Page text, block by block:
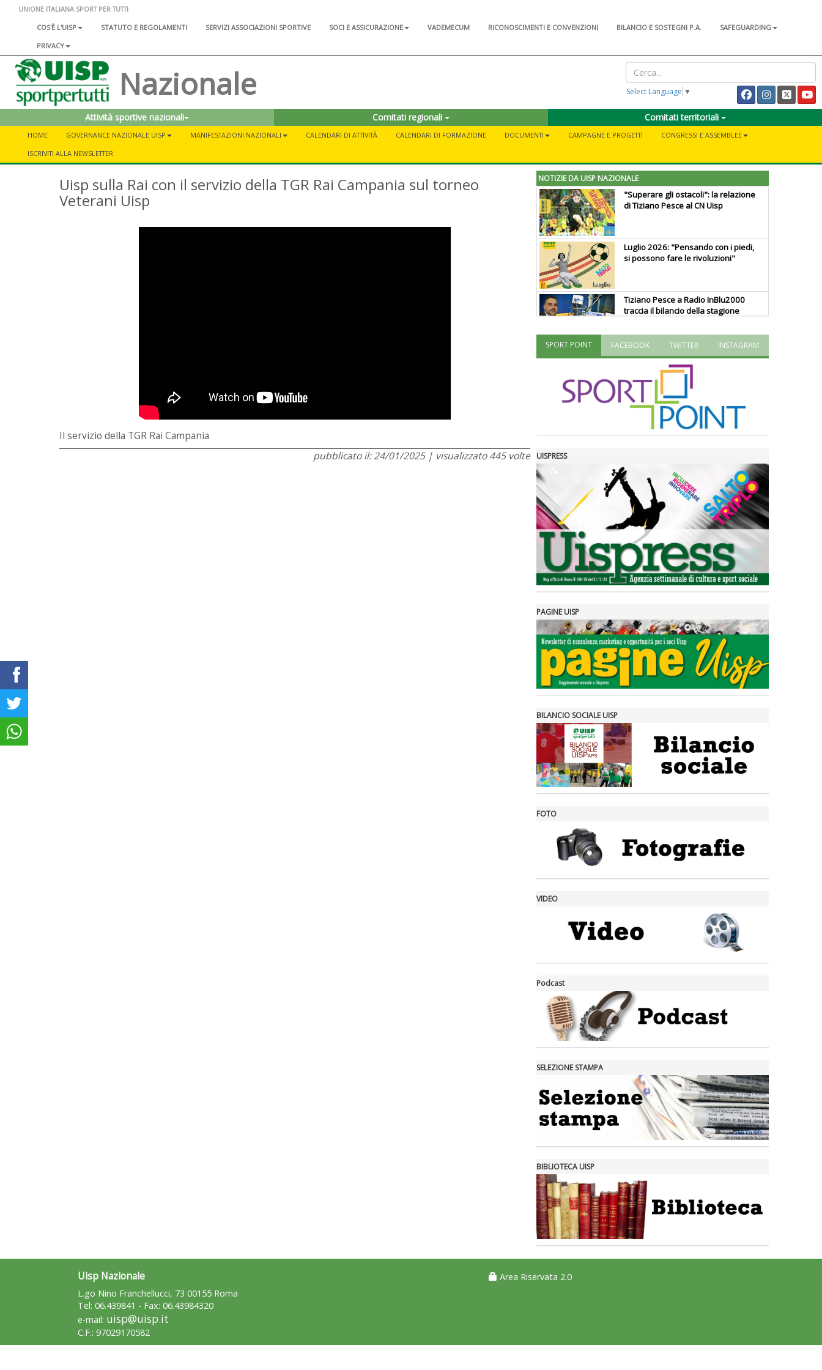
UNIONE ITALIANA SPORT PER TUTTI
COS'È L'UISP
STATUTO E REGOLAMENTI SERVIZI ASSOCIAZIONI SPORTIVE SOCI E ASSICURAZIONE VADEMECUM RICONOSCIMENTI E CONVENZIONI BILANCIO E SOSTEGNI P.A.
SAFEGUARDING
PRIVACY
Nazionale Select Language ▼
Attività sportive nazionali Comitati regionali Comitati territoriali
HOME GOVERNANCE NAZIONALE UISP MANIFESTAZIONI NAZIONALI CALENDARI DI ATTIVITÀ CALENDARI DI FORMAZIONE DOCUMENTI CAMPAGNE E PROGETTI
CONGRESSI E ASSEMBLEE
ISCRIVITI ALLA NEWSLETTER
Uisp sulla Rai con il servizio della TGR Rai Campania sul torneo
Veterani Uisp
Il servizio della TGR Rai Campania
pubblicato il: 24/01/2025 | visualizzato 445 volte
NOTIZIE DA UISP NAZIONALE
"Superare gli ostacoli": la relazione
di Tiziano Pesce al CN Uisp
Luglio 2026: "Pensando con i piedi,
si possono fare le rivoluzioni"
Tiziano Pesce a Radio InBlu2000
traccia il bilancio della stagione
valorizzi le nostre specificità"
La formazione Uisp rallenta ma
prosegue anche in estate
Fondazione Terzjus: prima riunione
a Roma
SPORT POINT FACEBOOK TWITTER INSTAGRAM
UISPRESS
PAGINE UISP
BILANCIO SOCIALE UISP
FOTO
VIDEO
Podcast
SELEZIONE STAMPA
BIBLIOTECA UISP
Uisp Nazionale
L.go Nino Franchellucci, 73 00155 Roma
Tel: 06.439841 - Fax: 06.43984320
e-mail: uisp@uisp.it
C.F.: 97029170582
Area Riservata 2.0